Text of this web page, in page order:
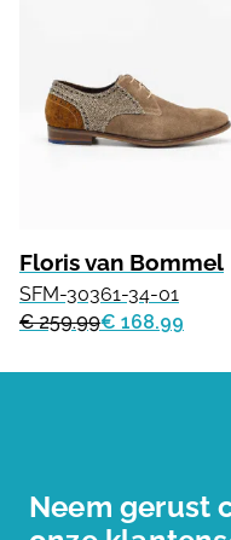
Floris van Bommel
SFM-30361-34-01
€ 259.99€ 168.99
Neem gerust